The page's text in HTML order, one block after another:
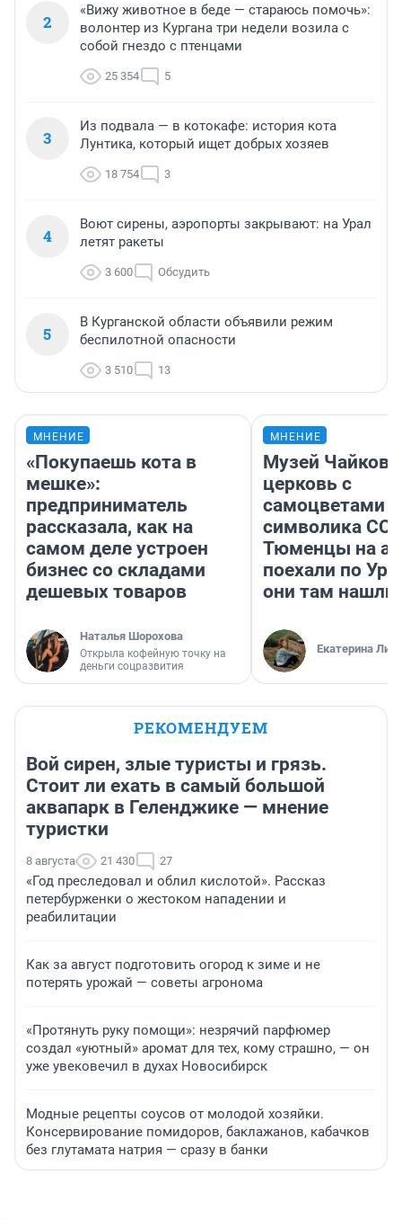
2
«Вижу животное в беде — стараюсь помочь»:
волонтер из Кургана три недели возила с
собой гнездо с птенцами
25 354 5
3
Из подвала — в котокафе: история кота
Лунтика, который ищет добрых хозяев
18 754 3
4
Воют сирены, аэропорты закрывают: на Урал
летят ракеты
3 600 Обсудить
5
В Курганской области объявили режим
беспилотной опасности
3 510 13
МНЕНИЕ
«Покупаешь кота в
мешке»:
предприниматель
рассказала, как на
самом деле устроен
бизнес со складами
дешевых товаров
Наталья Шорохова
Открыла кофейную точку на
деньги соцразвития
МНЕНИЕ
Музей
церковь с
самоцветами
символика
Тюменцы на
поехали по
они там нашли
Екатерина
РЕКОМЕНДУЕМ
Вой сирен, злые туристы и грязь.
Стоит ли ехать в самый большой
аквапарк в Геленджике — мнение
туристки
8 августа 21 430 27
«Год преследовал и облил кислотой». Рассказ
петербурженки о жестоком нападении и
реабилитации
Как за август подготовить огород к зиме и не
потерять урожай — советы агронома
«Протянуть руку помощи»: незрячий парфюмер
создал «уютный» аромат для тех, кому страшно, — он
уже увековечил в духах Новосибирск
Модные рецепты соусов от молодой хозяйки.
Консервирование помидоров, баклажанов, кабачков
без глутамата натрия — сразу в банки